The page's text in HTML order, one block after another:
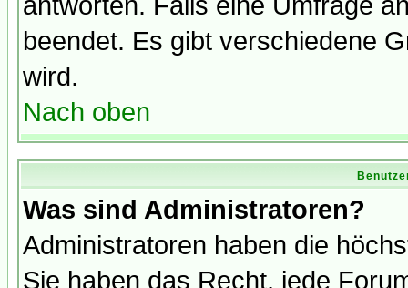
beendet. Es gibt verschiedene
wird.
Nach oben
Was sind Administratoren?
Administratoren haben die
Sie haben das Recht, jede